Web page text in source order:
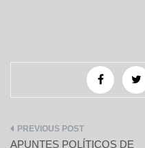
Navegación
APUNTES POLÍTICOS DE